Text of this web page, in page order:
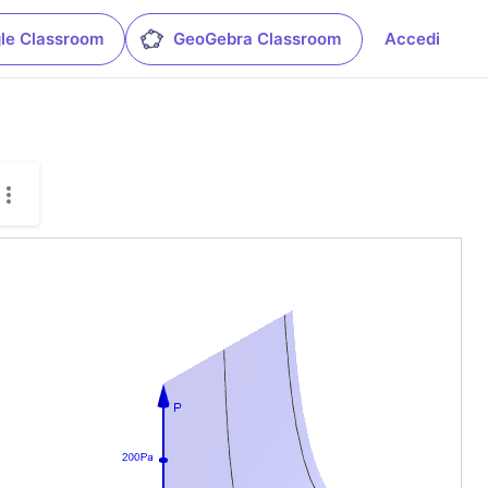
Classroom GeoGebra Classroom Accedi